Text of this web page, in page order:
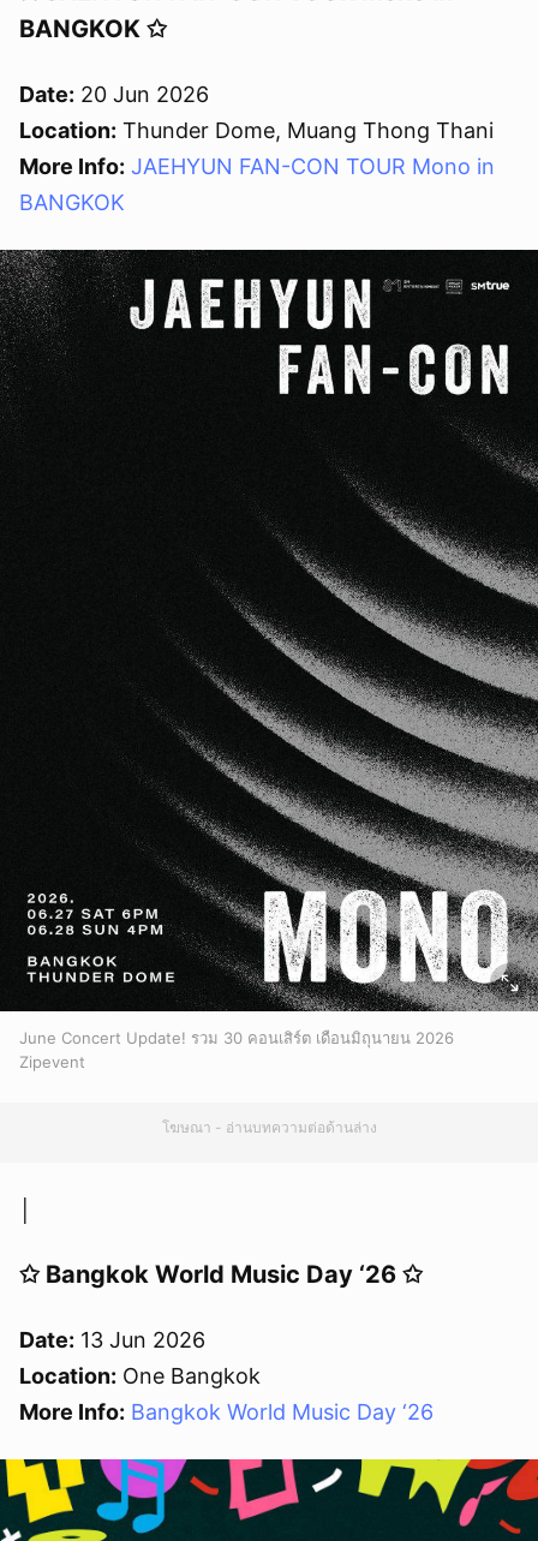
BANGKOK ✩
Date: 20 Jun 2026
Location: Thunder Dome, Muang Thong Thani
More Info: JAEHYUN FAN-CON TOUR Mono in
BANGKOK
June Concert Update! รวม 30 คอนเสิร์ต เดือนมิถุนายน 2026
Zipevent
โฆษณา - อ่านบทความต่อด้านล่าง
✩ Bangkok World Music Day ‘26 ✩
Date: 13 Jun 2026
Location: One Bangkok
More Info: Bangkok World Music Day ‘26